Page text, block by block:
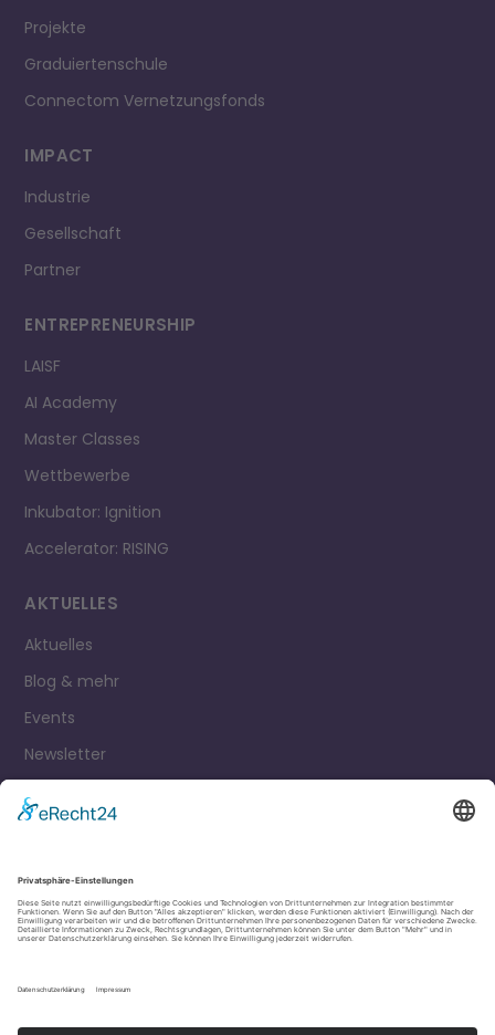
Projekte
Graduiertenschule
Connectom Vernetzungsfonds
IMPACT
Industrie
Gesellschaft
Partner
ENTREPRE­NEURSHIP
LAISF
AI Academy
Master Classes
Wettbewerbe
Inkubator: Ignition
Accelerator: RISING
AKTUELLES
Aktuelles
Blog & mehr
Events
Newsletter
Impressum
Datenschutz